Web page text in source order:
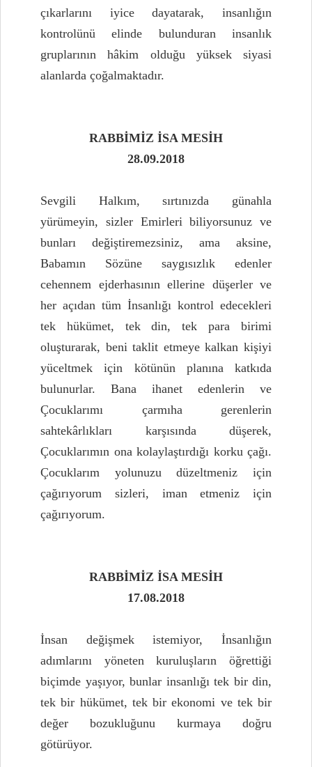
çıkarlarını iyice dayatarak, insanlığın
kontrolünü elinde bulunduran insanlık
gruplarının hâkim olduğu yüksek siyasi
alanlarda çoğalmaktadır.
RABBİMİZ İSA MESİH
28.09.2018
Sevgili Halkım, sırtınızda günahla
yürümeyin, sizler Emirleri biliyorsunuz ve
bunları değiştiremezsiniz, ama aksine,
Babamın Sözüne saygısızlık edenler
cehennem ejderhasının ellerine düşerler ve
her açıdan tüm İnsanlığı kontrol edecekleri
tek hükümet, tek din, tek para birimi
oluşturarak, beni taklit etmeye kalkan kişiyi
yüceltmek için kötünün planına katkıda
bulunurlar. Bana ihanet edenlerin ve
Çocuklarımı çarmıha gerenlerin
sahtekârlıkları karşısında düşerek,
Çocuklarımın ona kolaylaştırdığı korku çağı.
Çocuklarım yolunuzu düzeltmeniz için
çağırıyorum sizleri, iman etmeniz için
çağırıyorum.
RABBİMİZ İSA MESİH
17.08.2018
İnsan değişmek istemiyor, İnsanlığın
adımlarını yöneten kuruluşların öğrettiği
biçimde yaşıyor, bunlar insanlığı tek bir din,
tek bir hükümet, tek bir ekonomi ve tek bir
değer bozukluğunu kurmaya doğru
götürüyor.